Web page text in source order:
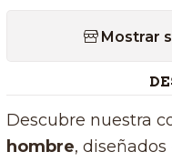
Mostrar
Descubre nuestra
hombre,